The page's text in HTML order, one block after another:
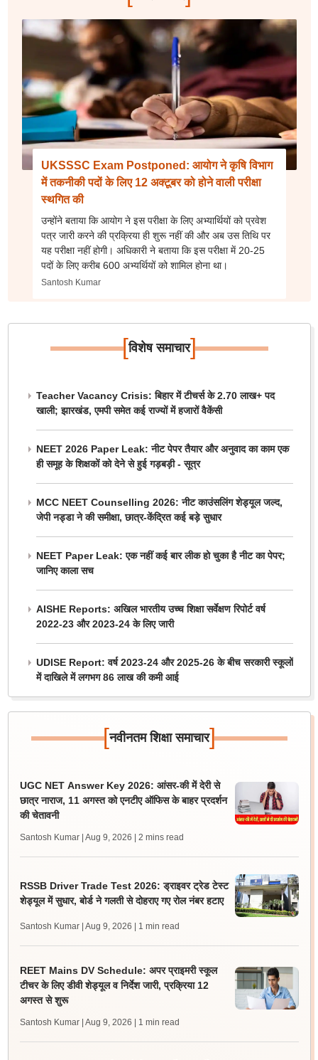
UKSSSC Exam Postponed: आयोग ने कृषि विभाग
में तकनीकी पदों के लिए 12 अक्टूबर को होने वाली परीक्षा
स्थगित की
उन्होंने बताया कि आयोग ने इस परीक्षा के लिए अभ्यार्थियों को प्रवेश
पत्र जारी करने की प्रक्रिया ही शुरू नहीं की और अब उस तिथि पर
यह परीक्षा नहीं होगी। अधिकारी ने बताया कि इस परीक्षा में 20-25
पदों के लिए करीब 600 अभ्यर्थियों को शामिल होना था।
Santosh Kumar
[विशेष समाचार]
Teacher Vacancy Crisis: बिहार में टीचर्स के 2.70 लाख+ पद
खाली; झारखंड, एमपी समेत कई राज्यों में हजारों वैकेंसी
NEET 2026 Paper Leak: नीट पेपर तैयार और अनुवाद का काम एक
ही समूह के शिक्षकों को देने से हुई गड़बड़ी - सूत्र
MCC NEET Counselling 2026: नीट काउंसलिंग शेड्यूल जल्द,
जेपी नड्डा ने की समीक्षा, छात्र-केंद्रित कई बड़े सुधार
NEET Paper Leak: एक नहीं कई बार लीक हो चुका है नीट का पेपर;
जानिए काला सच
AISHE Reports: अखिल भारतीय उच्च शिक्षा सर्वेक्षण रिपोर्ट वर्ष
2022-23 और 2023-24 के लिए जारी
UDISE Report: वर्ष 2023-24 और 2025-26 के बीच सरकारी स्कूलों
में दाखिले में लगभग 86 लाख की कमी आई
[नवीनतम शिक्षा समाचार]
UGC NET Answer Key 2026: आंसर-की में देरी से
छात्र नाराज, 11 अगस्त को एनटीए ऑफिस के बाहर प्रदर्शन
की चेतावनी
Santosh Kumar | Aug 9, 2026 | 2 mins read
RSSB Driver Trade Test 2026: ड्राइवर ट्रेड टेस्ट
शेड्यूल में सुधार, बोर्ड ने गलती से दोहराए गए रोल नंबर हटाए
Santosh Kumar | Aug 9, 2026 | 1 min read
REET Mains DV Schedule: अपर प्राइमरी स्कूल
टीचर के लिए डीवी शेड्यूल व निर्देश जारी, प्रक्रिया 12
अगस्त से शुरू
Santosh Kumar | Aug 9, 2026 | 1 min read